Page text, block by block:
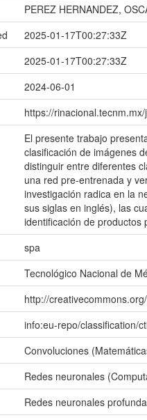
PEREZ HERNANDEZ,
2025-01-17T00:27:33Z
2025-01-17T00:27:33Z
2024-06-01
https://
El presente trabajo
clasificación de imágenes
distinguir entre diferentes
una red pre-entrenada y
investigación radica en la
sus siglas en inglés), las
identificación de productos
spa
Tecnológico Nacional de
http://
info:eu-repo/classification/
Convoluciones
Redes neuronales
Redes neuronales